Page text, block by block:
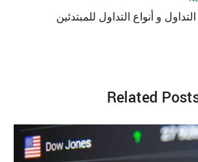
و أنواع التداول للمبتدئين
Related